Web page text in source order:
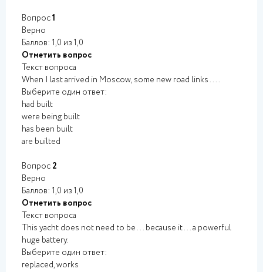
Вопрос1
Верно
Баллов: 1,0 из 1,0
Отметить вопрос
Текст вопроса
When I last arrived in Moscow, some new road links ....
Выберите один ответ:
had built
were being built
has been built
are builted
Вопрос 2
Верно
Баллов: 1,0 из 1,0
Отметить вопрос
Текст вопроса
This yacht does not need to be ... because it ... a powerful
huge battery.
Выберите один ответ:
replaced, works